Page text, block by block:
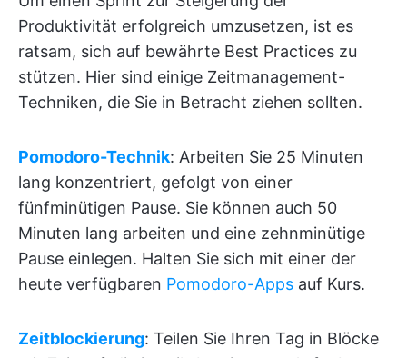
Produktivität erfolgreich umzusetzen, ist es
ratsam, sich auf bewährte Best Practices zu
stützen. Hier sind einige Zeitmanagement-
Techniken, die Sie in Betracht ziehen sollten.
Pomodoro-Technik: Arbeiten Sie 25 Minuten
lang konzentriert, gefolgt von einer
fünfminütigen Pause. Sie können auch 50
Minuten lang arbeiten und eine zehnminütige
Pause einlegen. Halten Sie sich mit einer der
heute verfügbaren Pomodoro-Apps auf Kurs.
Zeitblockierung: Teilen Sie Ihren Tag in Blöcke